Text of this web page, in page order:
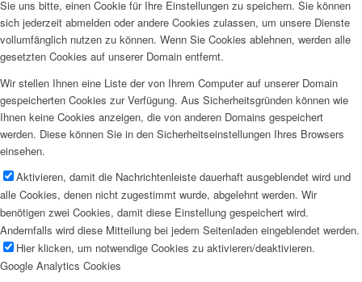
Sie uns bitte, einen Cookie für Ihre Einstellungen zu speichern. Sie können
sich jederzeit abmelden oder andere Cookies zulassen, um unsere Dienste
vollumfänglich nutzen zu können. Wenn Sie Cookies ablehnen, werden alle
gesetzten Cookies auf unserer Domain entfernt.
Wir stellen Ihnen eine Liste der von Ihrem Computer auf unserer Domain
gespeicherten Cookies zur Verfügung. Aus Sicherheitsgründen können wie
Ihnen keine Cookies anzeigen, die von anderen Domains gespeichert
werden. Diese können Sie in den Sicherheitseinstellungen Ihres Browsers
einsehen.
Aktivieren, damit die Nachrichtenleiste dauerhaft ausgeblendet wird und
alle Cookies, denen nicht zugestimmt wurde, abgelehnt werden. Wir
benötigen zwei Cookies, damit diese Einstellung gespeichert wird.
Andernfalls wird diese Mitteilung bei jedem Seitenladen eingeblendet werden.
Hier klicken, um notwendige Cookies zu aktivieren/deaktivieren.
Google Analytics Cookies